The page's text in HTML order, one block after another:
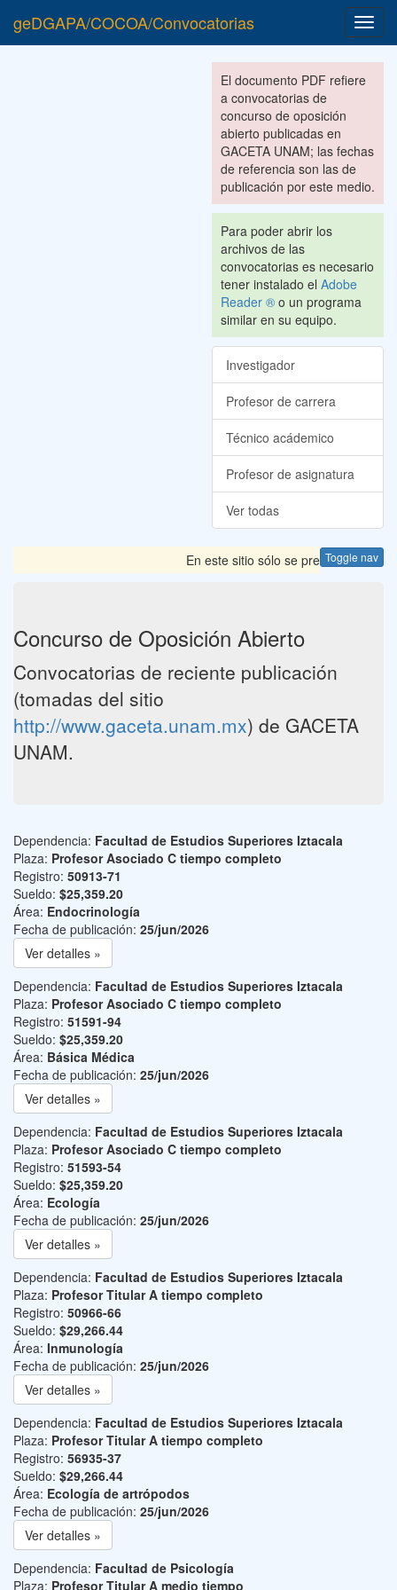
geDGAPA/COCOA/Convocatorias
El documento PDF refiere
a convocatorias de
concurso de oposición
abierto publicadas en
GACETA UNAM; las fechas
de referencia son las de
publicación por este medio.
Para poder abrir los
archivos de las
convocatorias es necesario
tener instalado el Adobe
Reader ® o un programa
similar en su equipo.
Investigador
Profesor de carrera
Técnico acádemico
Profesor de asignatura
Ver todas
Toggle nav
En este sitio sólo se presentan las
Concurso de Oposición Abierto
Convocatorias de reciente publicación
(tomadas del sitio
http://www.gaceta.unam.mx) de GACETA
UNAM.
Dependencia: Facultad de Estudios Superiores Iztacala
Plaza: Profesor Asociado C tiempo completo
Registro: 50913-71
Sueldo: $25,359.20
Área: Endocrinología
Fecha de publicación: 25/jun/2026
Ver detalles »
Dependencia: Facultad de Estudios Superiores Iztacala
Plaza: Profesor Asociado C tiempo completo
Registro: 51591-94
Sueldo: $25,359.20
Área: Básica Médica
Fecha de publicación: 25/jun/2026
Ver detalles »
Dependencia: Facultad de Estudios Superiores Iztacala
Plaza: Profesor Asociado C tiempo completo
Registro: 51593-54
Sueldo: $25,359.20
Área: Ecología
Fecha de publicación: 25/jun/2026
Ver detalles »
Dependencia: Facultad de Estudios Superiores Iztacala
Plaza: Profesor Titular A tiempo completo
Registro: 50966-66
Sueldo: $29,266.44
Área: Inmunología
Fecha de publicación: 25/jun/2026
Ver detalles »
Dependencia: Facultad de Estudios Superiores Iztacala
Plaza: Profesor Titular A tiempo completo
Registro: 56935-37
Sueldo: $29,266.44
Área: Ecología de artrópodos
Fecha de publicación: 25/jun/2026
Ver detalles »
Dependencia: Facultad de Psicología
Plaza: Profesor Titular A medio tiempo